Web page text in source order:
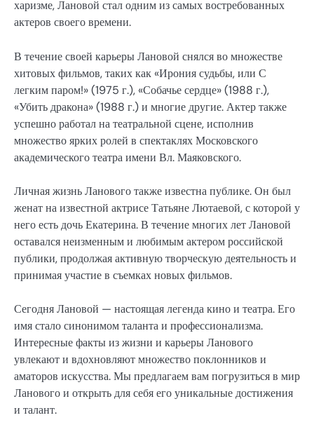
харизме, Лановой стал одним из самых востребованных
актеров своего времени.
В течение своей карьеры Лановой снялся во множестве
хитовых фильмов, таких как «Ирония судьбы, или С
легким паром!» (1975 г.), «Собачье сердце» (1988 г.),
«Убить дракона» (1988 г.) и многие другие. Актер также
успешно работал на театральной сцене, исполнив
множество ярких ролей в спектаклях Московского
академического театра имени Вл. Маяковского.
Личная жизнь Ланового также известна публике. Он был
женат на известной актрисе Татьяне Лютаевой, с которой у
него есть дочь Екатерина. В течение многих лет Лановой
оставался неизменным и любимым актером российской
публики, продолжая активную творческую деятельность и
принимая участие в съемках новых фильмов.
Сегодня Лановой — настоящая легенда кино и театра. Его
имя стало синонимом таланта и профессионализма.
Интересные факты из жизни и карьеры Ланового
увлекают и вдохновляют множество поклонников и
аматоров искусства. Мы предлагаем вам погрузиться в мир
Ланового и открыть для себя его уникальные достижения
и талант.